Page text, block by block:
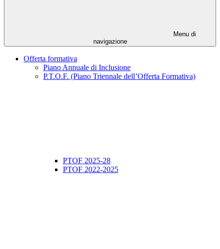
Menu di
navigazione
Offerta formativa
Piano Annuale di Inclusione
P.T.O.F. (Piano Triennale dell’Offerta Formativa)
PTOF 2025-28
PTOF 2022-2025